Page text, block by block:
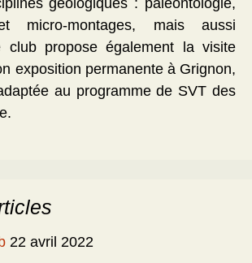
géologiques : paléontologie,
micro-montages, mais aussi
club propose également la visite
exposition permanente à Grignon,
au programme de SVT des
22 avril 2022